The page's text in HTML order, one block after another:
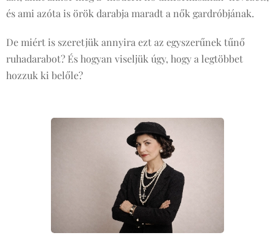
és ami azóta is örök darabja maradt a nők gardróbjának.
De miért is szeretjük annyira ezt az egyszerűnek tűnő
ruhadarabot? És hogyan viseljük úgy, hogy a legtöbbet
hozzuk ki belőle?